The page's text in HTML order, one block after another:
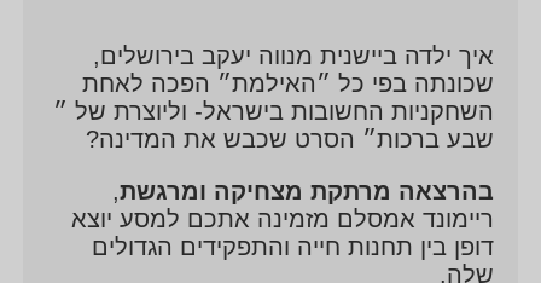
attack «
בין עבודותיה הרבות בטלוויזיה
Moses- the all testament – Netflix
איך ילדה ביישנית מנווה יעקב בירושלים,
שכונתה בפי כל ״האילמת״ הפכה לאחת
השחקניות החשובות בישראל- וליוצרת של ״
שבע ברכות״ הסרט שכבש את המדינה?
בהרצאה מרתקת מצחיקה ומרגשת,
ריימונד אמסלם מזמינה אתכם למסע יוצא
דופן בין תחנות חייה והתפקידים הגדולים
שלה.